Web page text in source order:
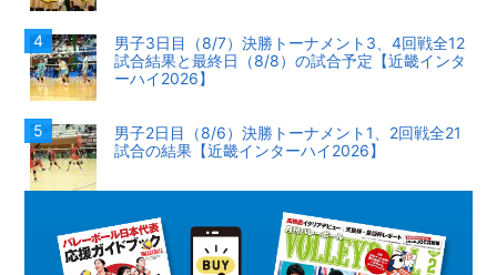
男子3日目（8/7）決勝トーナメント3、4回戦全12
試合結果と最終日（8/8）の試合予定【近畿インタ
ーハイ2026】
男子2日目（8/6）決勝トーナメント1、2回戦全21
試合の結果【近畿インターハイ2026】